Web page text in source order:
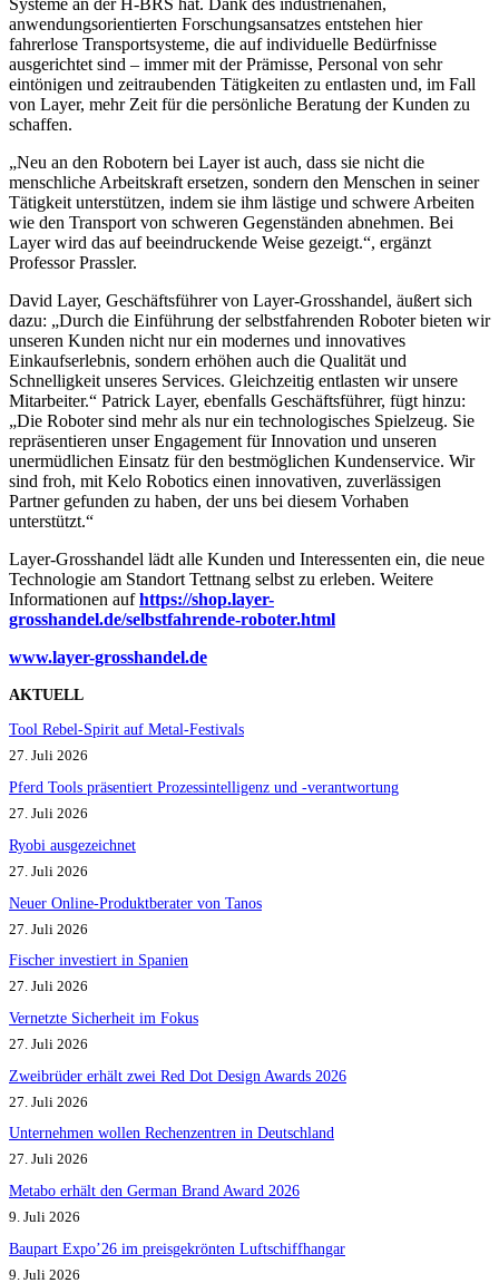
Systeme an der H-BRS hat. Dank des industrienahen,
anwendungsorientierten Forschungsansatzes entstehen hier
fahrerlose Transportsysteme, die auf individuelle Bedürfnisse
ausgerichtet sind – immer mit der Prämisse, Personal von sehr
eintönigen und zeitraubenden Tätigkeiten zu entlasten und, im Fall
von Layer, mehr Zeit für die persönliche Beratung der Kunden zu
schaffen.
„Neu an den Robotern bei Layer ist auch, dass sie nicht die
menschliche Arbeitskraft ersetzen, sondern den Menschen in seiner
Tätigkeit unterstützen, indem sie ihm lästige und schwere Arbeiten
wie den Transport von schweren Gegenständen abnehmen. Bei
Layer wird das auf beeindruckende Weise gezeigt.“, ergänzt
Professor Prassler.
David Layer, Geschäftsführer von Layer-Grosshandel, äußert sich
dazu: „Durch die Einführung der selbstfahrenden Roboter bieten wir
unseren Kunden nicht nur ein modernes und innovatives
Einkaufserlebnis, sondern erhöhen auch die Qualität und
Schnelligkeit unseres Services. Gleichzeitig entlasten wir unsere
Mitarbeiter.“ Patrick Layer, ebenfalls Geschäftsführer, fügt hinzu:
„Die Roboter sind mehr als nur ein technologisches Spielzeug. Sie
repräsentieren unser Engagement für Innovation und unseren
unermüdlichen Einsatz für den bestmöglichen Kundenservice. Wir
sind froh, mit Kelo Robotics einen innovativen, zuverlässigen
Partner gefunden zu haben, der uns bei diesem Vorhaben
unterstützt.“
Layer-Grosshandel lädt alle Kunden und Interessenten ein, die neue
Technologie am Standort Tettnang selbst zu erleben. Weitere
Informationen aufhttps://shop.layer-
grosshandel.de/selbstfahrende-roboter.html
www.layer-grosshandel.de
AKTUELL
Tool Rebel-Spirit auf Metal-Festivals
27. Juli 2026
Pferd Tools präsentiert Prozessintelligenz und -verantwortung
27. Juli 2026
Ryobi ausgezeichnet
27. Juli 2026
Neuer Online-Produktberater von Tanos
27. Juli 2026
Fischer investiert in Spanien
27. Juli 2026
Vernetzte Sicherheit im Fokus
27. Juli 2026
Zweibrüder erhält zwei Red Dot Design Awards 2026
27. Juli 2026
Unternehmen wollen Rechenzentren in Deutschland
27. Juli 2026
Metabo erhält den German Brand Award 2026
9. Juli 2026
Baupart Expo’26 im preisgekrönten Luftschiffhangar
9. Juli 2026